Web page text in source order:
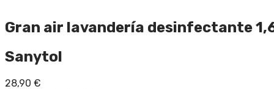
Gran air lavandería desinfectante
Sanytol
28,90 €